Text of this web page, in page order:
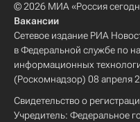
© 2026 МИА «Россия
Вакансии
Сетевое издание РИА
в Федеральной службе по
информационных
(Роскомнадзор) 08 апреля
Свидетельство о
Учредитель: Федеральное